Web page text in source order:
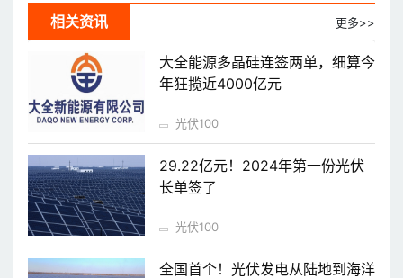
相关资讯 更多>>
大全能源多晶硅连签两单，细算今
年狂揽近4000亿元
光伏100
29.22亿元！2024年第一份光伏
长单签了
光伏100
全国首个！光伏发电从陆地到海洋